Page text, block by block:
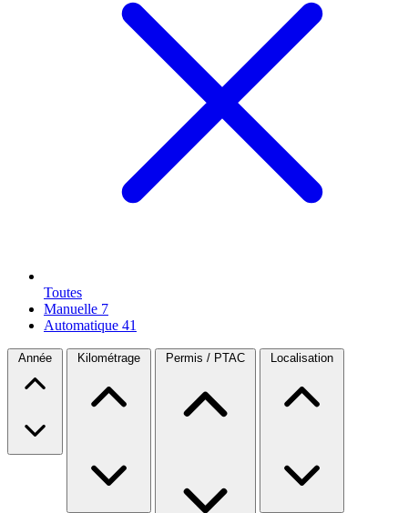
Toutes
Manuelle 7
Automatique 41
Année Kilométrage Permis / PTAC Localisation